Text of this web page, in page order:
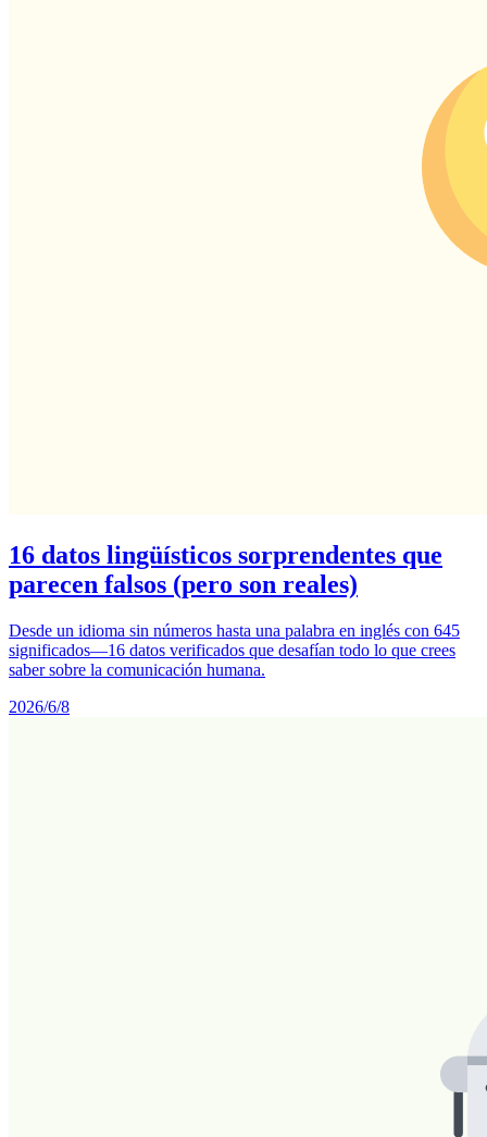
16 datos lingüísticos sorprendentes que
parecen falsos (pero son reales)
Desde un idioma sin números hasta una palabra en inglés con 645
significados—16 datos verificados que desafían todo lo que crees
saber sobre la comunicación humana.
2026/6/8